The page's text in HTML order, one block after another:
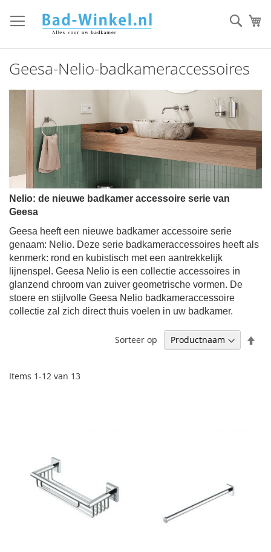
direct
door
inhoud
Geesa-Nelio-badkameraccessoires
Nelio: de nieuwe badkamer accessoire serie van
Geesa
Geesa heeft een nieuwe badkamer accessoire serie
genaam: Nelio. Deze serie badkameraccessoires heeft als
kenmerk: rond en kubistisch met een aantrekkelijk
lijnenspel. Geesa Nelio is een collectie accessoires in
glanzend chroom van zuiver geometrische vormen. De
stoere en stijlvolle Geesa Nelio badkameraccessoire
collectie zal zich direct thuis voelen in uw badkamer.
Items 1-12 van 13
Sorteer op